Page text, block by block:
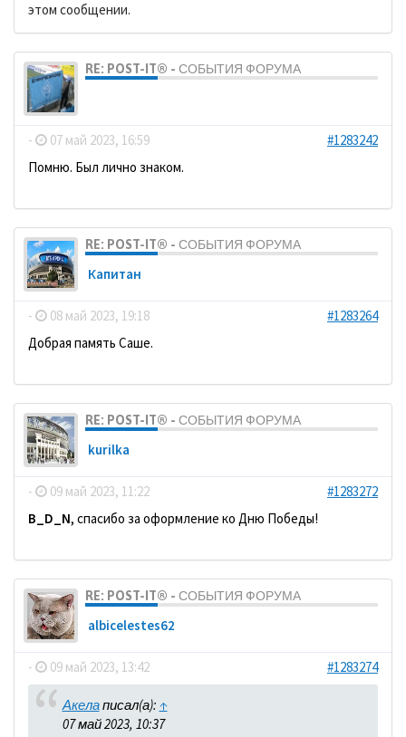
этом сообщении.
RE: POST-IT® - СОБЫТИЯ ФОРУМА
- 07 май 2023, 16:59
#1283242
Помню. Был лично знаком.
RE: POST-IT® - СОБЫТИЯ ФОРУМА
Кaпитaн
- 08 май 2023, 19:18
#1283264
Добрая память Саше.
RE: POST-IT® - СОБЫТИЯ ФОРУМА
kurilka
- 09 май 2023, 11:22
#1283272
B_D_N, спасибо за оформление ко Дню Победы!
RE: POST-IT® - СОБЫТИЯ ФОРУМА
albicelestes62
- 09 май 2023, 13:42 #1283274
Акелаписал(а): ↑
07 май 2023, 10:37